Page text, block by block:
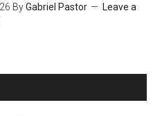
ByGabriel Pastor
Leave a